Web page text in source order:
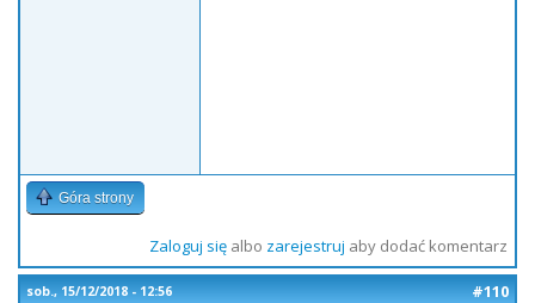
Góra strony
Zaloguj sięalbo zarejestruj aby dodać komentarz
sob., 15/12/2018 - 12:56
#110